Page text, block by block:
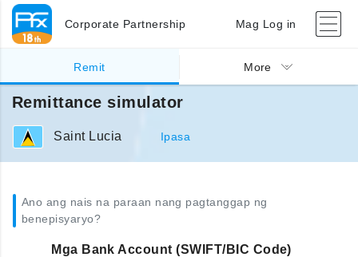
Corporate Partnership Mag Log in
Remit More
Remittance simulator
Saint Lucia Ipasa
Ano ang nais na paraan nang pagtanggap ng
benepisyaryo?
Mga Bank Account (SWIFT/BIC Code)